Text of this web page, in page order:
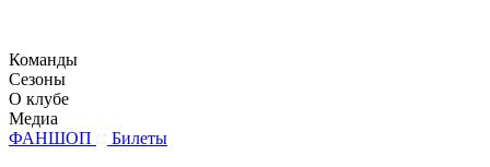
Команды
Сезоны
О клубе
Медиа
ФАНШОП
Билеты